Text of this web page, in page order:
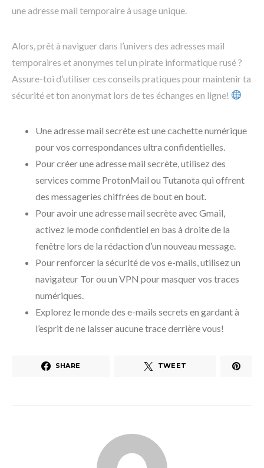
une adresse mail temporaire à usage unique.
Alors, prêt à naviguer dans l’univers des adresses mail
temporaires et anonymes tel un pirate informatique rusé ?
Assure-toi d’utiliser ces conseils pratiques pour maintenir ta
sécurité et ton anonymat lors de tes échanges en ligne!
Une adresse mail secrète est une cachette numérique
pour vos correspondances ultra confidentielles.
Pour créer une adresse mail secrète, utilisez des
services comme ProtonMail ou Tutanota qui offrent
des messageries chiffrées de bout en bout.
Pour avoir une adresse mail secrète avec Gmail,
activez le mode confidentiel en bas à droite de la
fenêtre lors de la rédaction d’un nouveau message.
Pour renforcer la sécurité de vos e-mails, utilisez un
navigateur Tor ou un VPN pour masquer vos traces
numériques.
Explorez le monde des e-mails secrets en gardant à
l’esprit de ne laisser aucune trace derrière vous!
SHARE TWEET